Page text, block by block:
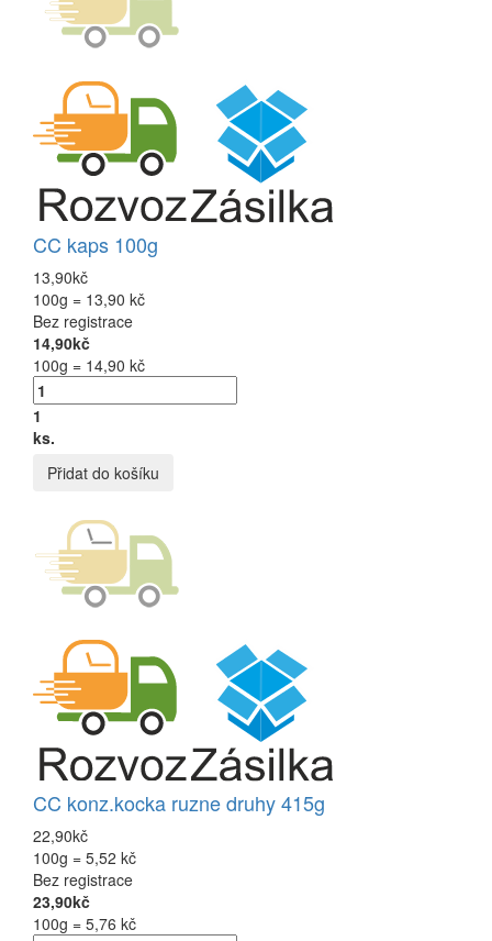
CC kaps 100g
13,90kč
100g = 13,90 kč
Bez registrace
14,90kč
100g = 14,90 kč
1
ks.
Přidat do košíku
CC konz.kocka ruzne druhy 415g
22,90kč
100g = 5,52 kč
Bez registrace
23,90kč
100g = 5,76 kč